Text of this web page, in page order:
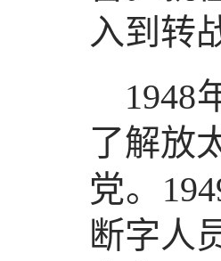
入到转
1948
了解放
党。
断字人